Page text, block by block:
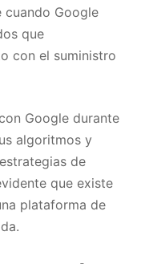
cuando Google
que
con el suministro
Google durante
algoritmos y
de
que existe
plataforma de